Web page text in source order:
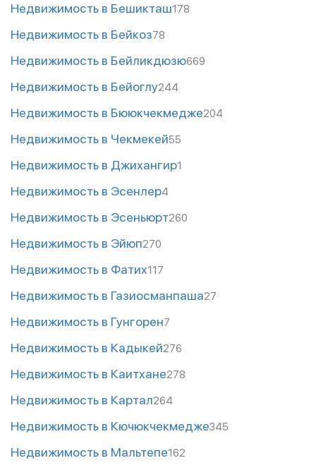
Недвижимость в Бешикташ178
Недвижимость в Бейкоз78
Недвижимость в Бейликдюзю669
Недвижимость в Бейоглу244
Недвижимость в Бююкчекмедже204
Недвижимость в Чекмекей55
Недвижимость в Джихангир1
Недвижимость в Эсенлер4
Недвижимость в Эсеньюрт260
Недвижимость в Эйюп270
Недвижимость в Фатих117
Недвижимость в Газиосманпаша27
Недвижимость в Гунгорен7
Недвижимость в Кадыкей276
Недвижимость в Каитхане278
Недвижимость в Картал264
Недвижимость в Кючюкчекмедже345
Недвижимость в Мальтепе162